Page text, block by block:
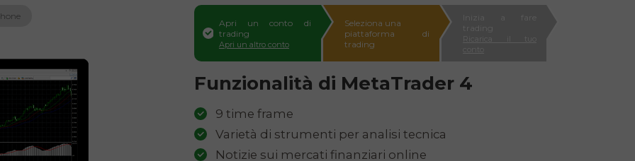
leggendario Rally Dakar
Apri un conto di
trading
Apri un altro conto
Seleziona una
piattaforma di
trading
Inizia a fare
trading
Ricarica il tuo
conto
Funzionalità di MetaTrader 4
9 time frame
Varietà di strumenti per analisi tecnica
Notizie sui mercati finanziari online